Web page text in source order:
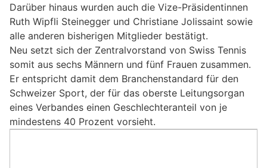
Darüber hinaus wurden auch die Vize-Präsidentinnen
Ruth Wipfli Steinegger und Christiane Jolissaint sowie
alle anderen bisherigen Mitglieder bestätigt.
Neu setzt sich der Zentralvorstand von Swiss Tennis
somit aus sechs Männern und fünf Frauen zusammen.
Er entspricht damit dem Branchenstandard für den
Schweizer Sport, der für das oberste Leitungsorgan
eines Verbandes einen Geschlechteranteil von je
mindestens 40 Prozent vorsieht.